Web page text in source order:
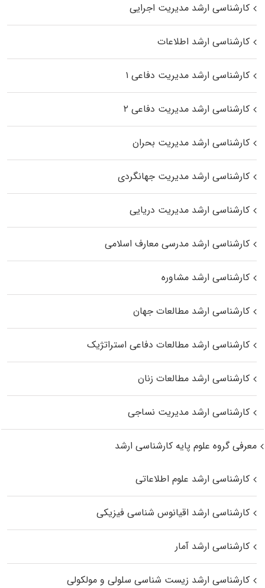
کارشناسی ارشد مدیریت اجرایی
کارشناسی ارشد اطلاعات
کارشناسی ارشد مدیریت دفاعی ۱
کارشناسی ارشد مدیریت دفاعی ۲
کارشناسی ارشد مدیریت بحران
کارشناسی ارشد مدیریت جهانگردی
کارشناسی ارشد مدیریت دریایی
کارشناسی ارشد مدرسی معارف اسلامی
کارشناسی ارشد مشاوره
کارشناسی ارشد مطالعات جهان
کارشناسی ارشد مطالعات دفاعی استراتژیک
کارشناسی ارشد مطالعات زنان
کارشناسی ارشد مدیریت نساجی
معرفی گروه علوم پایه کارشناسی ارشد
کارشناسی ارشد علوم اطلاعاتی
کارشناسی ارشد اقیانوس‌ شناسی فیزیکی
کارشناسی ارشد آمار
کارشناسی ارشد زیست شناسی سلولی و مولکولی